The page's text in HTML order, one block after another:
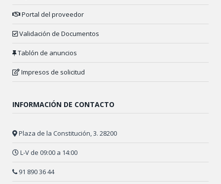
Portal del proveedor
Validación de Documentos
Tablón de anuncios
Impresos de solicitud
INFORMACIÓN DE CONTACTO
Plaza de la Constitución, 3. 28200
L-V de 09:00 a 14:00
91 890 36 44